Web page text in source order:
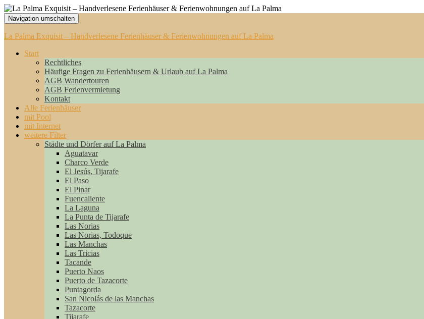
Navigation umschalten
La Palma Exquisit – Handverlesene Ferienhäuser & Ferienwohnungen auf La Palma
Start
Rechtliches
Häufige Fragen zu Ferienhäusern & Urlaub auf La Palma
AGB Wandertouren
AGB Ferienvermietung
Kontakt
Alle Ferienhäuser
mit Pool
mit Internet
weitere Filter
Städte und Dörfer auf La Palma
Aguatavar
Charco Verde
El Jesús, Tijarafe
El Paso
El Pinar
Fuencaliente
La Laguna
La Punta de Tijarafe
Las Norias
Las Norias, Todoque
Las Manchas
Las Tricias
Tacande
Puerto Naos
Puerto de Tazacorte
Puntagorda
San Nicolás de las Manchas
Tazacorte
Tijarafe